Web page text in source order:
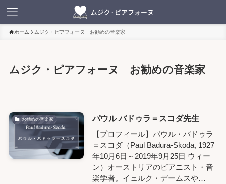
ホーム ムジク・ピアフォーヌ お勧めの音楽家
ムジク・ピアフォーヌ お勧めの音楽家
お勧めの音楽家 パウル バドゥラ＝スコダ先生
【プロフィール】パウル・バドゥラ
＝スコダ（Paul Badura-Skoda, 1927
年10月6日～2019年9月25日 ウィー
ン）オーストリアのピアニスト・音
楽学者。イェルク・デームスや…